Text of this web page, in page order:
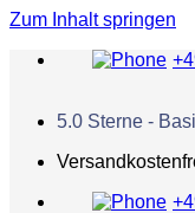
Zum Inhalt springen
5.0 Sterne -